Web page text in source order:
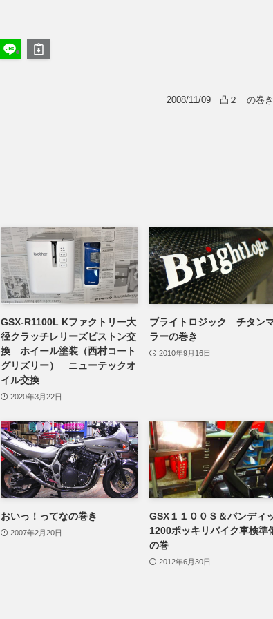
2008/11/09 凸２ の巻き
GSX-R1100L Kファクトリー大
径クラッチレリーズピストン交
換 ホイール塗装（西村コート
グリズリー） ニューテックオ
イル交換
2020年3月22日
ブライトロジック チタン
ラーの巻き
2010年9月16日
おいっ！ってなの巻き
2007年2月20日
GSX１１００Ｓ＆バンディ
1200ポッキリバイク車検準
の巻
2012年6月30日